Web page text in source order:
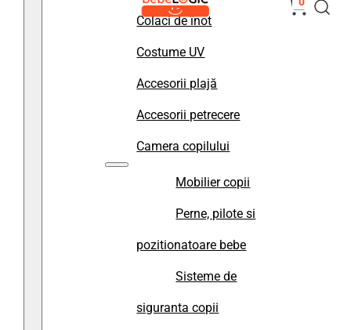
Colaci de înot
Costume UV
Accesorii plajă
Accesorii petrecere
Camera copilului
Mobilier copii
Perne, pilote si
pozitionatoare bebe
Sisteme de
siguranta copii